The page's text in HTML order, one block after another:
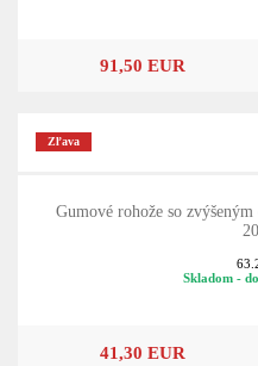
91,50 EUR
Zľava
Gumové rohože so
Skladom -
41,30 EUR